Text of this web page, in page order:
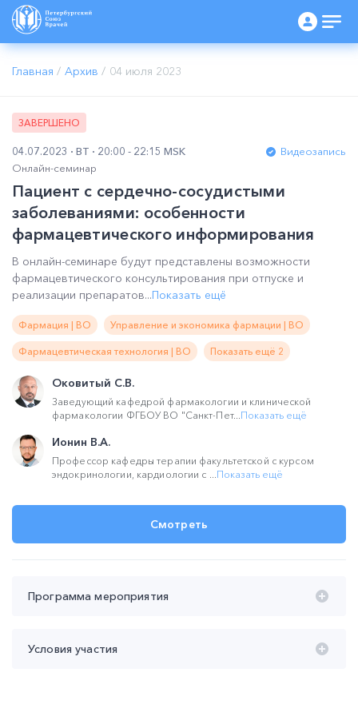
Главная / Архив / 04 июля 2023
ЗАВЕРШЕНО
04.07.2023 ВТ 20:00 - 22:15 MSK
Видеозапись
Онлайн-семинар
Пациент с сердечно-сосудистыми
заболеваниями: особенности
фармацевтического информирования
В онлайн-семинаре будут представлены возможности
фармацевтического консультирования при отпуске и
реализации препаратов...Показать ещё
Фармация | ВО Управление и экономика фармации | ВО
Фармацевтическая технология | ВО Показать ещё 2
Оковитый С.В.
Заведующий кафедрой фармакологии и клинической
фармакологии ФГБОУ ВО "Санкт-Пет...Показать ещё
Ионин В.А.
Профессор кафедры терапии факультетской с курсом
эндокринологии, кардиологии с ...Показать ещё
Смотреть
Программа мероприятия
Условия участия